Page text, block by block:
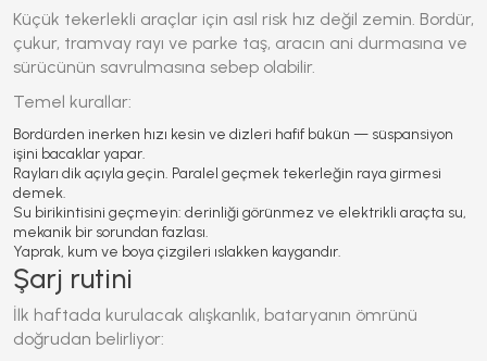
Küçük tekerlekli araçlar için asıl risk hız değil zemin. Bordür,
çukur, tramvay rayı ve parke taş, aracın ani durmasına ve
sürücünün savrulmasına sebep olabilir.
Temel kurallar:
Bordürden inerken hızı kesin ve dizleri hafif bükün — süspansiyon
işini bacaklar yapar.
Rayları dik açıyla geçin. Paralel geçmek tekerleğin raya girmesi
demek.
Su birikintisini geçmeyin: derinliği görünmez ve elektrikli araçta su,
mekanik bir sorundan fazlası.
Yaprak, kum ve boya çizgileri ıslakken kaygandır.
Şarj rutini
İlk haftada kurulacak alışkanlık, bataryanın ömrünü
doğrudan belirliyor: